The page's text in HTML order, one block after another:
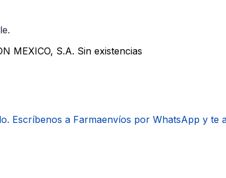
MEXICO, S.A. Sin existencias
Escríbenos a Farmaenvíos por WhatsApp y te